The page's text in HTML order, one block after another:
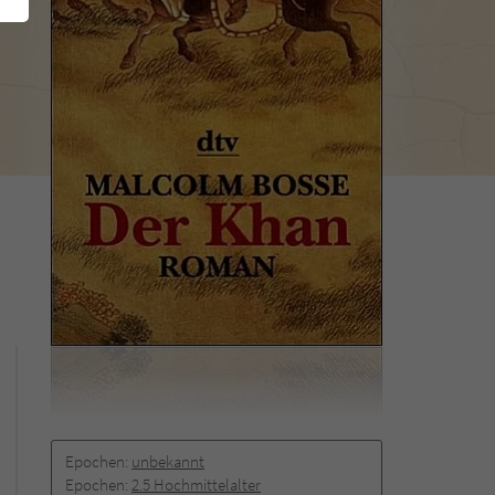
Epochen: unbekannt
Epochen: 2.5 Hochmittelalter